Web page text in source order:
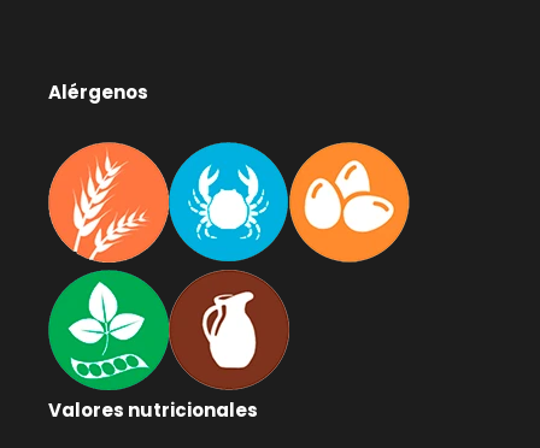
Alérgenos
Valores nutricionales